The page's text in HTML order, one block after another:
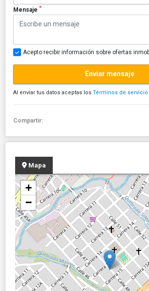
Mensaje *
Acepto recibir información sobre ofertas
Enviar mensaje
Al enviar tus datos aceptas los Términos de servicio
Compartir:
Mapa
+
−